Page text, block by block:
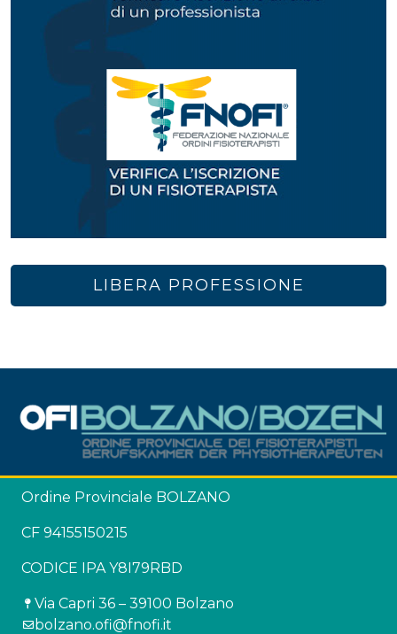
LIBERA PROFESSIONE
Ordine Provinciale BOLZANO
CF 94155150215
CODICE IPA Y8I79RBD
Via Capri 36 – 39100 Bolzano
bolzano.ofi@fnofi.it